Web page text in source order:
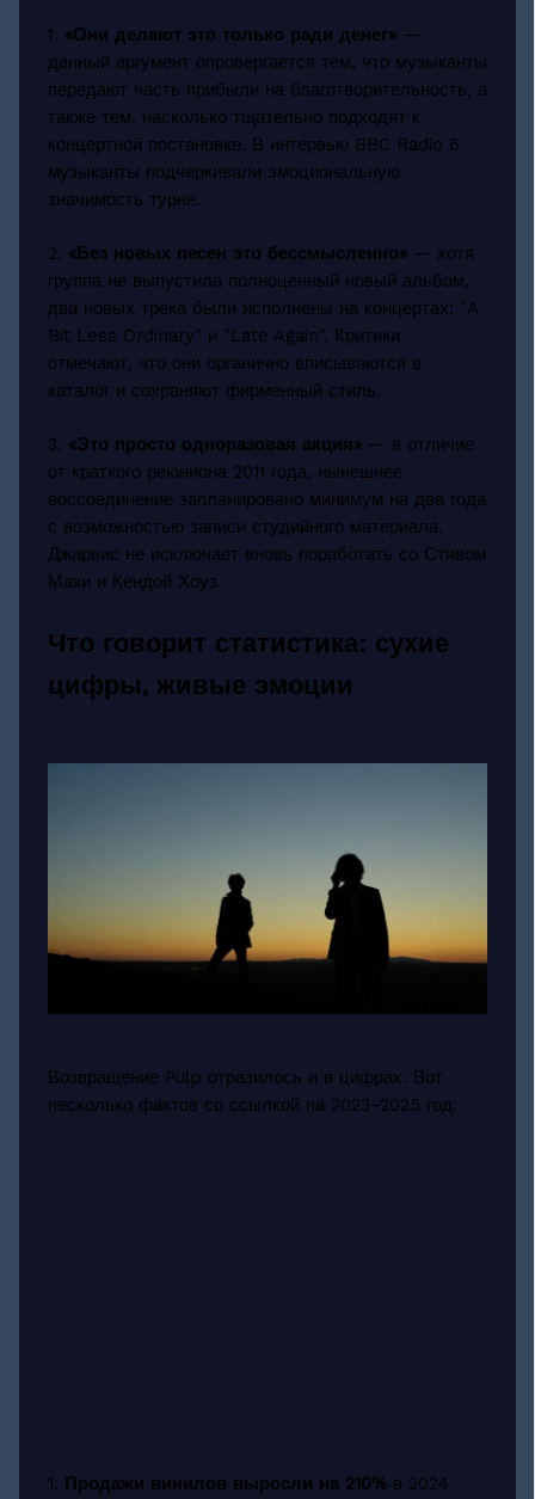
1. «Они делают это только ради денег»—
данный аргумент опровергается тем, что музыканты
передают часть прибыли на благотворительность, а
также тем, насколько тщательно подходят к
концертной постановке. В интервью BBC Radio 6
музыканты подчеркивали эмоциональную
значимость турне.
2. «Без новых песен это бессмысленно»— хотя
группа не выпустила полноценный новый альбом,
два новых трека были исполнены на концертах: "A
Bit Less Ordinary" и "Late Again". Критики
отмечают, что они органично вписываются в
каталог и сохраняют фирменный стиль.
3. «Это просто одноразовая акция»— в отличие
от краткого реюниона 2011 года, нынешнее
воссоединение запланировано минимум на два года
с возможностью записи студийного материала.
Джарвис не исключает вновь поработать со Стивом
Маки и Кендой Хоуз.
Что говорит статистика: сухие
цифры, живые эмоции
Возвращение Pulp отразилось и в цифрах. Вот
несколько фактов со ссылкой на 2023–2025 год:
1. Продажи винилов выросли на 210% в 2024